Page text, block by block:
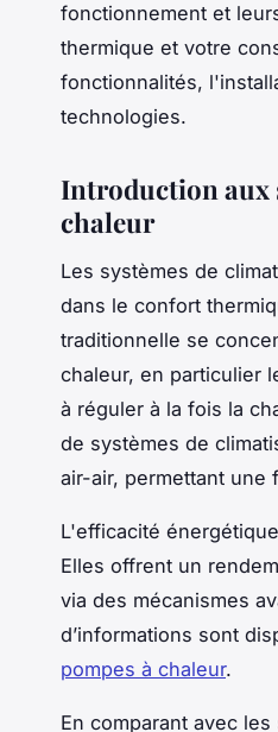
fonctionnement et
thermique et votre
fonctionnalités,
technologies.
Introduction aux
chaleur
Les systèmes de
dans le confort
traditionnelle se
chaleur, en particulier
à réguler à la fois la
de systèmes de
air-air, permettant une
L'efficacité
Elles offrent un
via des mécanismes
d’informations sont
pompes à chaleur.
En comparant avec